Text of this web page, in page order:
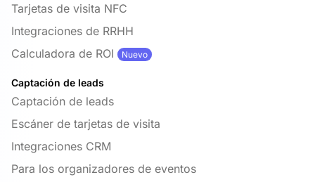
Tarjetas de visita NFC
Integraciones de RRHH
Calculadora de ROI
Nuevo
Captación de leads
Captación de leads
Escáner de tarjetas de visita
Integraciones CRM
Para los organizadores de eventos